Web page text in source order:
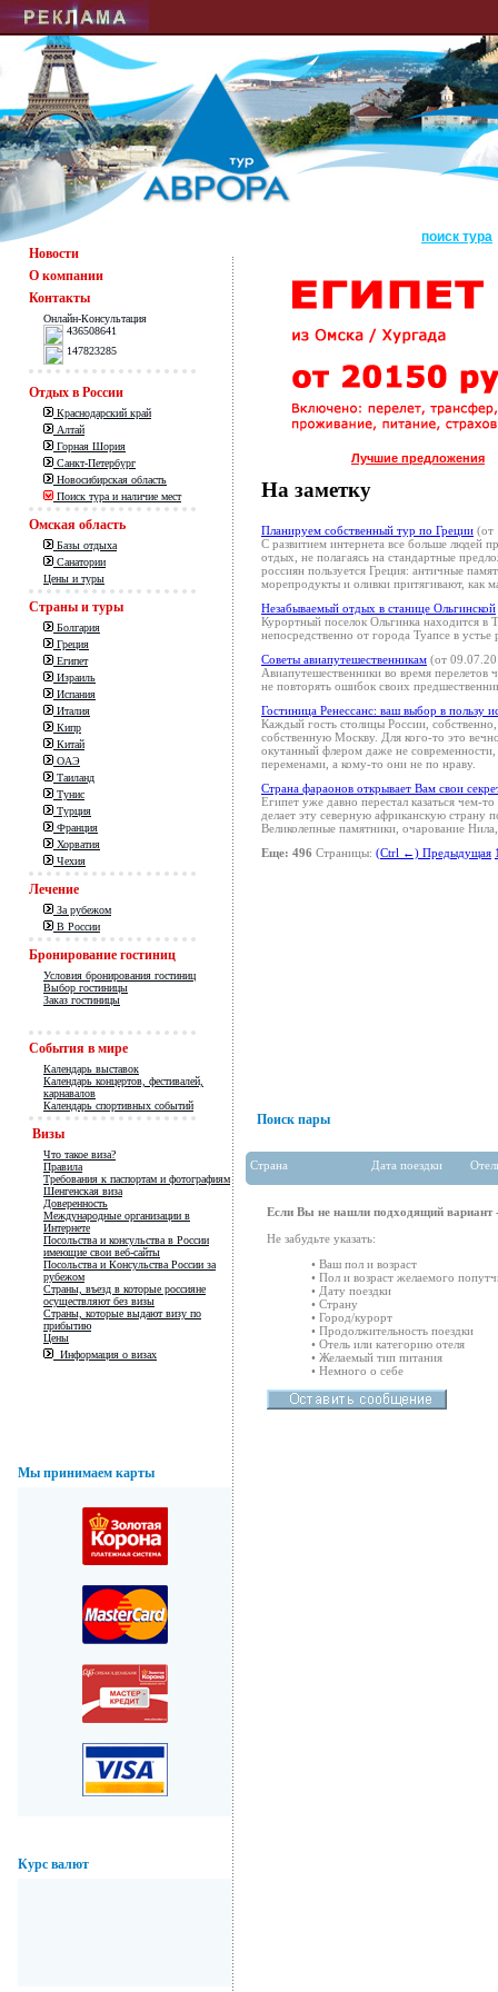
поиск тура
Новости
О компании
Контакты
Онлайн-Консультация
436508641
147823285
Отдых в России
Краснодарский край
Алтай
Горная Шория
Санкт-Петербург
Новосибирская область
Поиск тура и наличие мест
Омская область
Базы отдыха
Санатории
Цены и туры
Страны и туры
Болгария
Греция
Египет
Израиль
Испания
Италия
Кипр
Китай
ОАЭ
Таиланд
Тунис
Турция
Франция
Хорватия
Чехия
Лечение
За рубежом
В России
Бронирование гостиниц
Условия бронирования гостиниц
Выбор гостиницы
Заказ гостиницы
События в мире
Календарь выставок
Календарь концертов, фестивалей,
карнавалов
Календарь спортивных событий
Визы
Что такое виза?
Правила
Требования к паспортам и фотографиям
Шенгенская виза
Доверенность
Международные организации в
Интернете
Посольства и консульства в России
имеющие свои веб-сайты
Посольства и Консульства России за
рубежом
Страны, въезд в которые россияне
осуществляют без визы
Страны, которые выдают визу по
прибытию
Цены
Информация о визах
Мы принимаем карты
Курс валют
Лучшие предложения
На заметку
Планируем собственный тур по Греции (от
С развитием интернета все больше людей
отдых, не полагаясь на стандартные
россиян пользуется Греция: античные
морепродукты и оливки притягивают, как
Незабываемый отдых в станице Ольгинской
Курортный поселок Ольгинка находится в
непосредственно от города Туапсе в устье
Советы авиапутешественникам (от
Авиапутешественники во время
не повторять ошибок своих
Гостиница Ренессанс: ваш выбор в пользу
Каждый гость столицы России,
собственную Москву. Для кого-то это
окутанный флером даже не
переменами, а кому-то они не по нраву.
Страна фараонов открывает Вам свои
Египет уже давно перестал казаться чем-
делает эту северную африканскую страну
Великолепные памятники, очарование
Еще: 496 Страницы: (Ctrl ←) Предыдущая
Поиск пары
Страна Дата поездки
Если Вы не нашли подходящий вариант
Не забудьте указать:
• Ваш пол и возраст
• Пол и возраст желаемого
• Дату поездки
• Страну
• Город/курорт
• Продолжительность поездки
• Отель или категорию отеля
• Желаемый тип питания
• Немного о себе